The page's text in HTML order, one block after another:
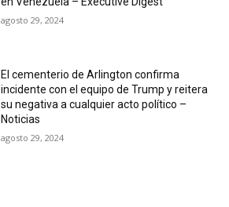
agosto 29, 2024
El cementerio de Arlington confirma
incidente con el equipo de Trump y reitera
su negativa a cualquier acto político –
Noticias
agosto 29, 2024